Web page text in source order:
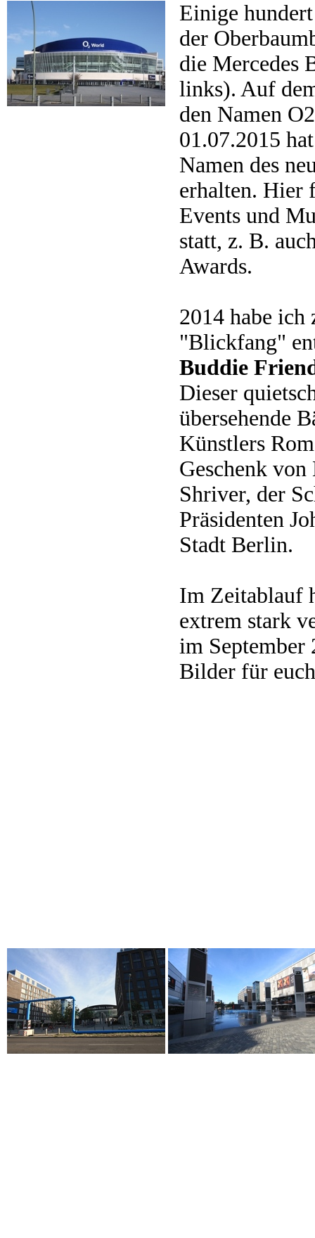
Einige
der
die Mercedes
links). Auf
den Namen
01.07.2015
Namen des
erhalten. Hier
Events und
statt, z. B.
Awards.
2014 habe
"Blickfang"
Buddie
Dieser
übersehende
Künstlers
Geschenk
Shriver, der
Präsidenten
Stadt Berlin.
Im Zeitablauf
extrem stark
im September
Bilder für